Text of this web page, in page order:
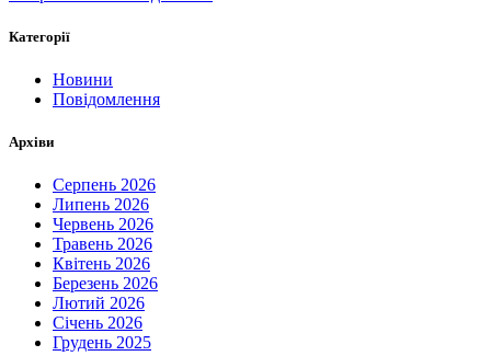
Категорії
Новини
Повідомлення
Архіви
Серпень 2026
Липень 2026
Червень 2026
Травень 2026
Квітень 2026
Березень 2026
Лютий 2026
Січень 2026
Грудень 2025